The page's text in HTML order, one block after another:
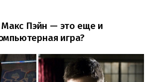
Пэйн — это еще и
игра?